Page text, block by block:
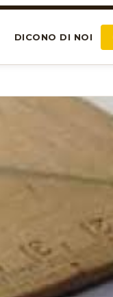
DICONO DI NOI